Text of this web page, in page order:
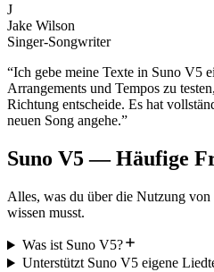
J
Jake Wilson
Singer-Songwriter
“Ich gebe meine Texte in Suno V5
Arrangements und Tempos zu
Richtung entscheide. Es hat
neuen Song angehe.”
Suno V5 — Häufige
Alles, was du über die Nutzung
wissen musst.
Was ist Suno V5?
Unterstützt Suno V5 eigene